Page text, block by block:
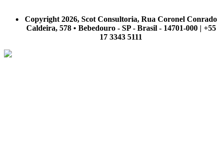
Copyright 2026, Scot Consultoria, Rua Coronel Conrado
Caldeira, 578 • Bebedouro - SP - Brasil - 14701-000 | +55
17 3343 5111